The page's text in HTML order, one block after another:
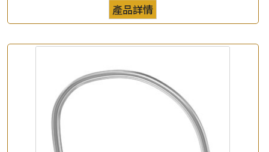
產品詳情